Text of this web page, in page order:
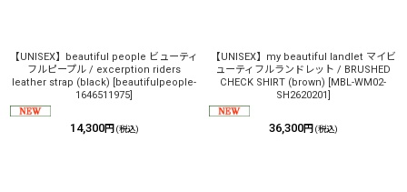
【UNISEX】beautiful people ビューティ
フルピープル / excerption riders
leather strap (black) [beautifulpeople-
1646511975]
14,300円 (税込)
【UNISEX】my beautiful landlet マイビ
ューティフルランドレット / BRUSHED
CHECK SHIRT (brown) [MBL-WM02-
SH2620201]
36,300円 (税込)